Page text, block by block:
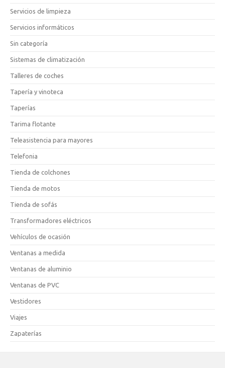
Servicios de limpieza
Servicios informáticos
Sin categoría
Sistemas de climatización
Talleres de coches
Tapería y vinoteca
Taperías
Tarima flotante
Teleasistencia para mayores
Telefonia
Tienda de colchones
Tienda de motos
Tienda de sofás
Transformadores eléctricos
Vehículos de ocasión
Ventanas a medida
Ventanas de aluminio
Ventanas de PVC
Vestidores
Viajes
Zapaterías